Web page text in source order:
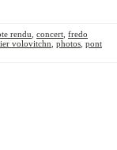
rendu concert fredo
volovitchn photos pont